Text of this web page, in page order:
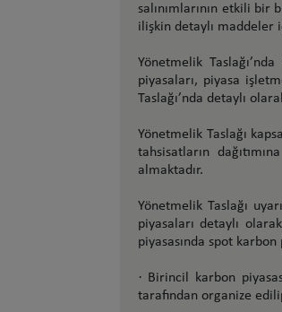
salınımlarının etkili bir
ilişkin detaylı maddeler
Yönetmelik
piyasaları, piyasa
Taslağı’nda detaylı
Yönetmelik Taslağı
tahsisatların
almaktadır.
Yönetmelik Taslağı
piyasaları detaylı
piyasasında spot karbon
· Birincil karbon
tarafından organize